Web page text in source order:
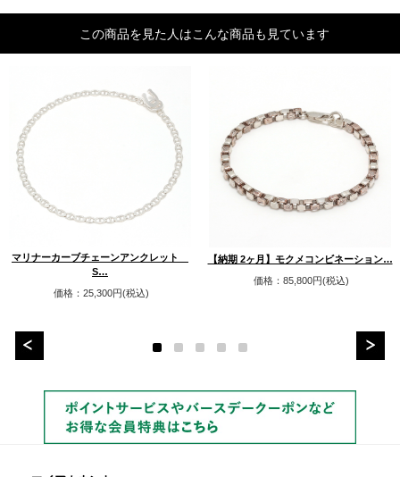
この商品を見た人はこんな商品も見ています
マリナーカーブチェーンアンクレット
S…
価格：25,300円(税込)
【納期 2ヶ月】モクメコンビネーション…
価格：85,800円(税込)